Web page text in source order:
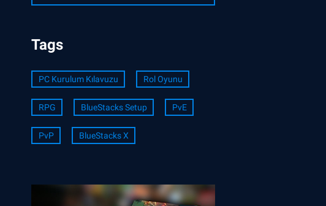
Tags
PC Kurulum Kılavuzu Rol Oyunu
RPG BlueStacks Setup PvE
PvP BlueStacks X